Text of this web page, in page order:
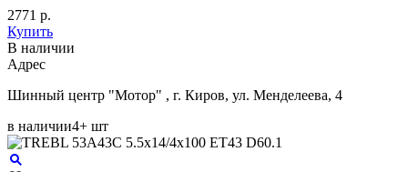
2771 р.
Купить
В наличии
Aдрес
Шинный центр "Мотор" , г. Киров, ул. Менделеева, 4
в наличии4+ шт